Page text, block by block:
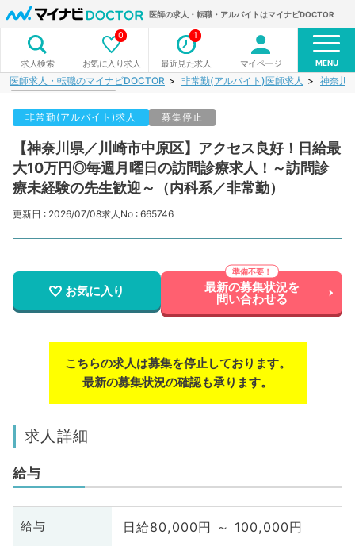
医師の求人・転職・アルバイトはマイナビDOCTOR
求人検索 お気に入り求人
0
最近見た求人
1
マイページ MENU
医師求人・転職のマイナビDOCTOR 非常勤(アルバイト)医師求人 神奈川
非常勤(アルバイト)求人 募集停止
【神奈川県／川崎市中原区】アクセス良好！日給最
大10万円◎毎週月曜日の訪問診療求人！～訪問診
療未経験の先生歓迎～（内科系／非常勤）
更新日 : 2026/07/08求人No : 665746
お気に入り 最新の募集状況を
問い合わせる
こちらの求人は募集を停止しております。
最新の募集状況の確認も承ります。
求人詳細
給与
給与 日給80,000円 ～ 100,000円